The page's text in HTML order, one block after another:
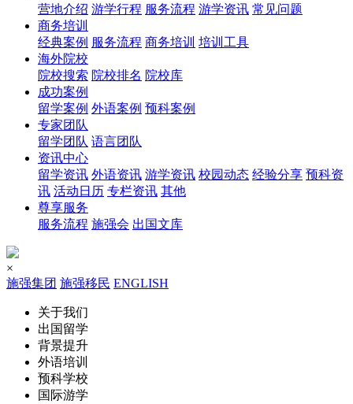
营地介绍 游学行程 服务流程 游学资讯 常见问题
商务培训
经典案例 服务流程 商务培训 培训工具
海外院校
院校搜索 院校排名 院校库
成功案例
留学案例 外语案例 预科案例
专家团队
留学团队 语言团队
资讯中心
留学资讯 外语资讯 游学资讯 校园动态 经验分享 预科资
讯 活动日历 专栏资讯 其他
尊享服务
服务流程 施强会 出国文库
×
施强集团 施强移民 ENGLISH
关于我们
出国留学
背景提升
外语培训
预科学校
国际游学